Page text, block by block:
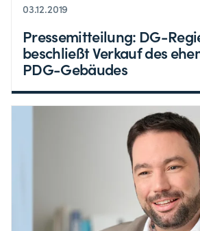
03.12.2019
Pressemitteilung: DG-
beschließt Verkauf des
PDG-Gebäudes